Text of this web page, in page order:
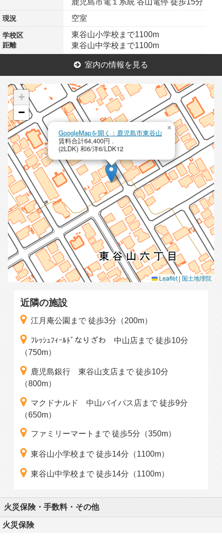
現況 空室
学校区
距離
東谷山小学校まで1100m
東谷山中学校まで1100m
室内の情報を見る
GoogleMapを開く：鹿児島市東谷山
賃料合計64,400円 .
(2LDK) 和6/洋6/LDK12
×
+
−
Leaflet | 国土地理院
近隣の施設
江月庵公園まで 徒歩3分（200m）
ﾌﾚｯｼｭﾌｨｰﾙﾄﾞなりざわ 中山店まで 徒歩10分
（750m）
鹿児島銀行 東谷山支店まで 徒歩10分
（800m）
マクドナルド 中山バイパス店まで 徒歩9分
（650m）
ファミリーマートまで 徒歩5分（350m）
東谷山小学校まで 徒歩14分（1100m）
東谷山中学校まで 徒歩14分（1100m）
火災保険・手数料・その他
火災保険